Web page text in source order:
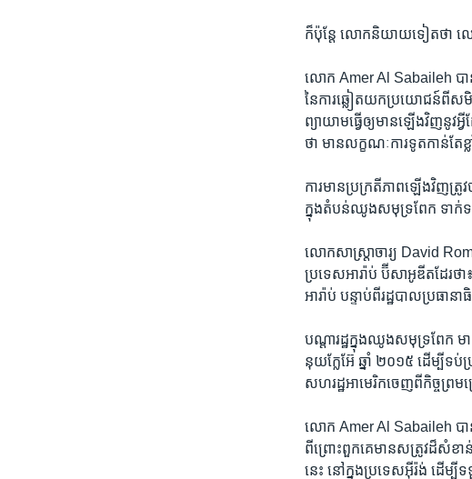
ក៏ប៉ុន្តែ​ លោក​និយាយ​ទៀត​ថា ​លោ
លោក Amer Al Sabaileh បា
នៃការ​ឆ្លៀត​យក​ប្រយោជន៍​ពី​ស
ព្យាយាម​ធ្វើ​ឲ្យ​មាន​ឡើង​វិញ​នូ
ថា​ មាន​លក្ខណៈ​ការទូត​កាន់តែ​ខ្
ការ​មាន​ប្រក្រតី​ភាព​ឡើង​វិញ​ត្
ក្នុង​តំបន់​ឈូង​សមុទ្រ​ពែក ​ទាក់​
លោក​សាស្ត្រាចារ្យ David
ប្រទេស​អារ៉ាប់ ប៊ីសាអូឌីត​ដែរ​ថ
អារ៉ាប់​ បន្ទាប់​ពីរដ្ឋបាល​ប្រធាន
បណ្តា​រដ្ឋ​ក្នុង​ឈូង​សមុទ្រ​ពែក ​ម
នុយក្លែអ៊ែ ​ឆ្នាំ​ ២០១៥​ ដើម្បី​ទ
សហរដ្ឋ​អាមេរិក​ចេញពី​កិច្ចព្រ
លោក Amer Al Sabaileh បា
ពីព្រោះ​ពួកគេ​មាន​សត្រូវ​ដ៏​សំខា
នេះ​ នៅ​ក្នុង​ប្រទេស​អ៊ីរ៉ង់​ ដើម្បី​